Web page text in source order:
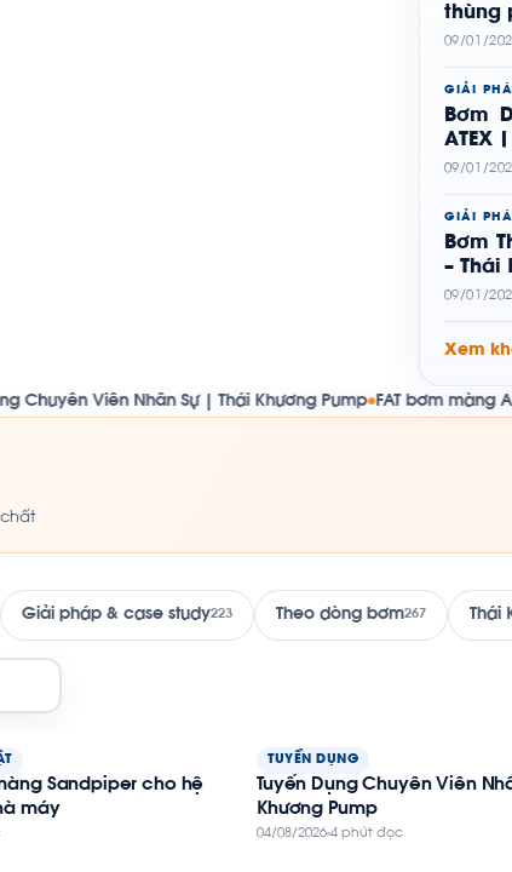
thùng
09/01/
GIẢI
Bơm
ATEX
09/01/
GIẢI
Bơm
– Thái
09/01/
Xem
Nhân Sự | Thái Khương Pump ● FAT bơm màng ABEL tại
Giải pháp & case study223 Theo dòng bơm267 Thái
Sandpiper cho hệ
máy
TUYỂN DỤNG
Tuyển Dụng Chuyên Viên
Khương Pump
04/08/2026 4 phút đọc